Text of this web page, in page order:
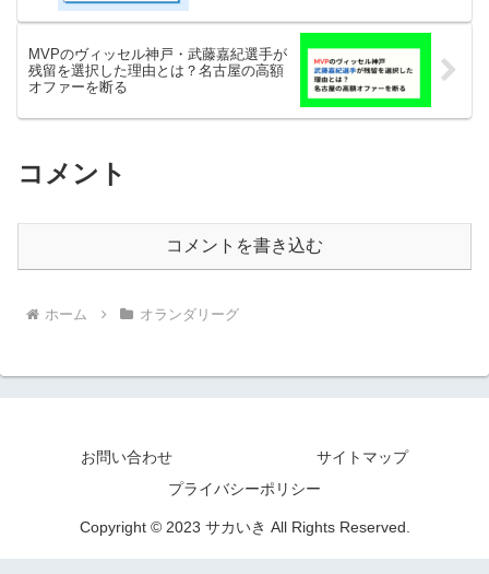
MVPのヴィッセル神戸・武藤嘉紀選手が
残留を選択した理由とは？名古屋の高額
オファーを断る
コメント
コメントを書き込む
ホーム オランダリーグ
お問い合わせ
サイトマップ
プライバシーポリシー
Copyright © 2023 サカいき All Rights Reserved.